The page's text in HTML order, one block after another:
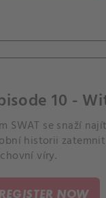
10 -
SWAT se snaží
historii
víry.
REGISTER NOW